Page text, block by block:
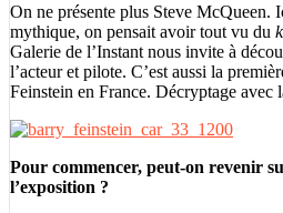
On ne présente plus Steve McQueen.
mythique, on pensait avoir tout vu du
Galerie de l’Instant nous invite à
l’acteur et pilote. C’est aussi la
Feinstein en France. Décryptage avec
Pour commencer, peut-on revenir
l’exposition ?